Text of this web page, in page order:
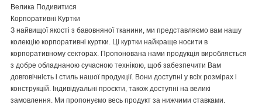
Велика Подивитися
Корпоративні Куртки
З найвищої якості з бавовняної тканини, ми представляємо вам нашу
колекцію корпоративні куртки. Ці куртки найкраще носити в
корпоративному секторах. Пропонована нами продукція виробляється
з добре обладнаною сучасною технікою, щоб забезпечити Вам
довговічність і стиль нашої продукції. Вони доступні у всіх розмірах і
конструкцій. Індивідуальні проєкти, також доступні на великі
замовлення. Ми пропонуємо весь продукт за нижчими ставками.